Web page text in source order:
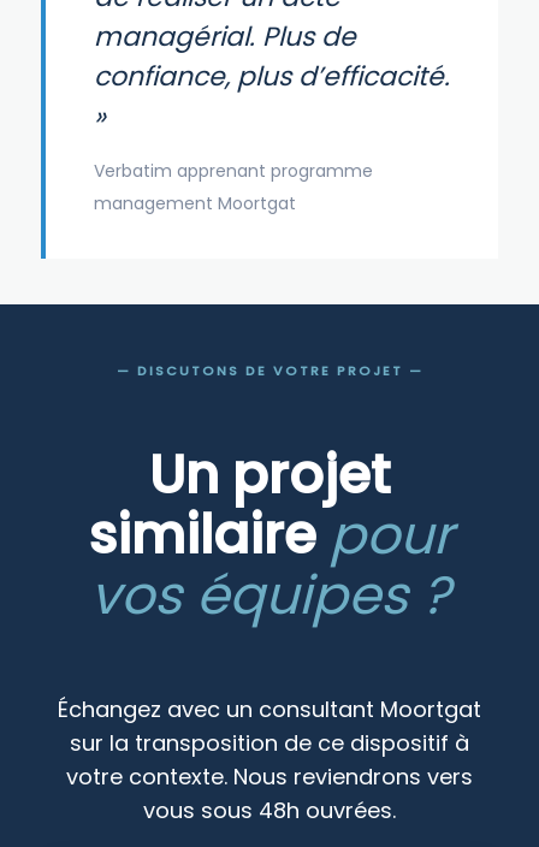
managérial. Plus de
confiance, plus d’efficacité.
»
Verbatim apprenant programme
management Moortgat
— DISCUTONS DE VOTRE PROJET —
Un projet
similaire pour
vos équipes ?
Échangez avec un consultant Moortgat
sur la transposition de ce dispositif à
votre contexte. Nous reviendrons vers
vous sous 48h ouvrées.